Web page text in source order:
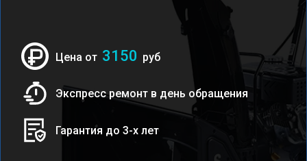
Цена от 3150 руб
Экспресс ремонт в день обращения
Гарантия до 3-х лет